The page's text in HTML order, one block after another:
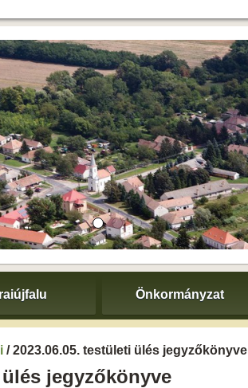
Önkormányzat
/ 2023.06.05. testületi ülés jegyzőkönyve
jegyzőkönyve